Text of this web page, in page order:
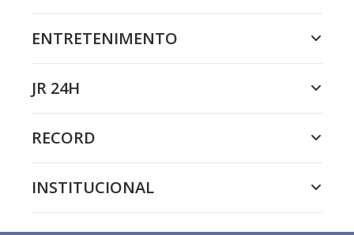
ENTRETENIMENTO
JR 24H
RECORD
INSTITUCIONAL